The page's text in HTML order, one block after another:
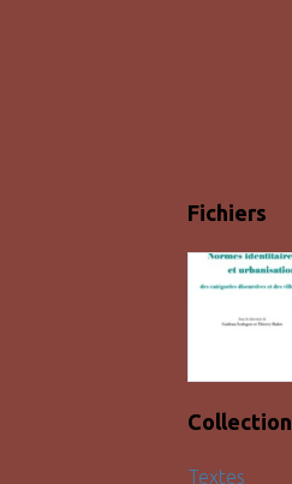
Fichiers
Collection
Textes